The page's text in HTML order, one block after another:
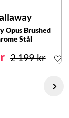
Opus Brushed
Stål
2 199 kr